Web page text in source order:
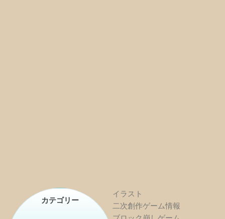
カテゴリー
イラスト
二次創作ゲーム情報